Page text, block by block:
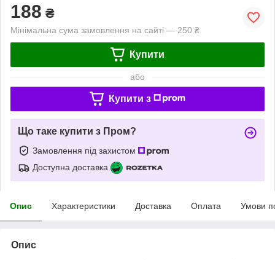
188 ₴
Мінімальна сума замовлення на сайті — 250 ₴
Купити
або
Купити з
Що таке купити з Пром?
Замовлення під захистом
Доступна доставка
Опис Характеристики Доставка Оплата Умови
Опис